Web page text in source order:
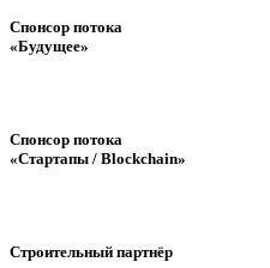
Спонсор потока
«Будущее»
Спонсор потока
«Стартапы / Blockchain»
Строительный партнёр